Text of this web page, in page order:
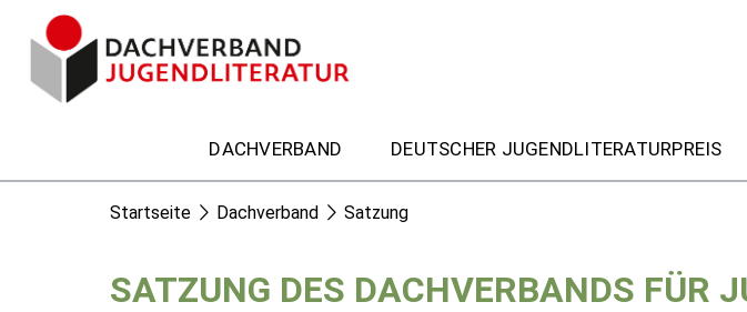
DACHVERBAND DEUTSCHER JUGENDLITERATURPREIS
Startseite Dachverband Satzung
SATZUNG DES DACHVERBANDS FÜR